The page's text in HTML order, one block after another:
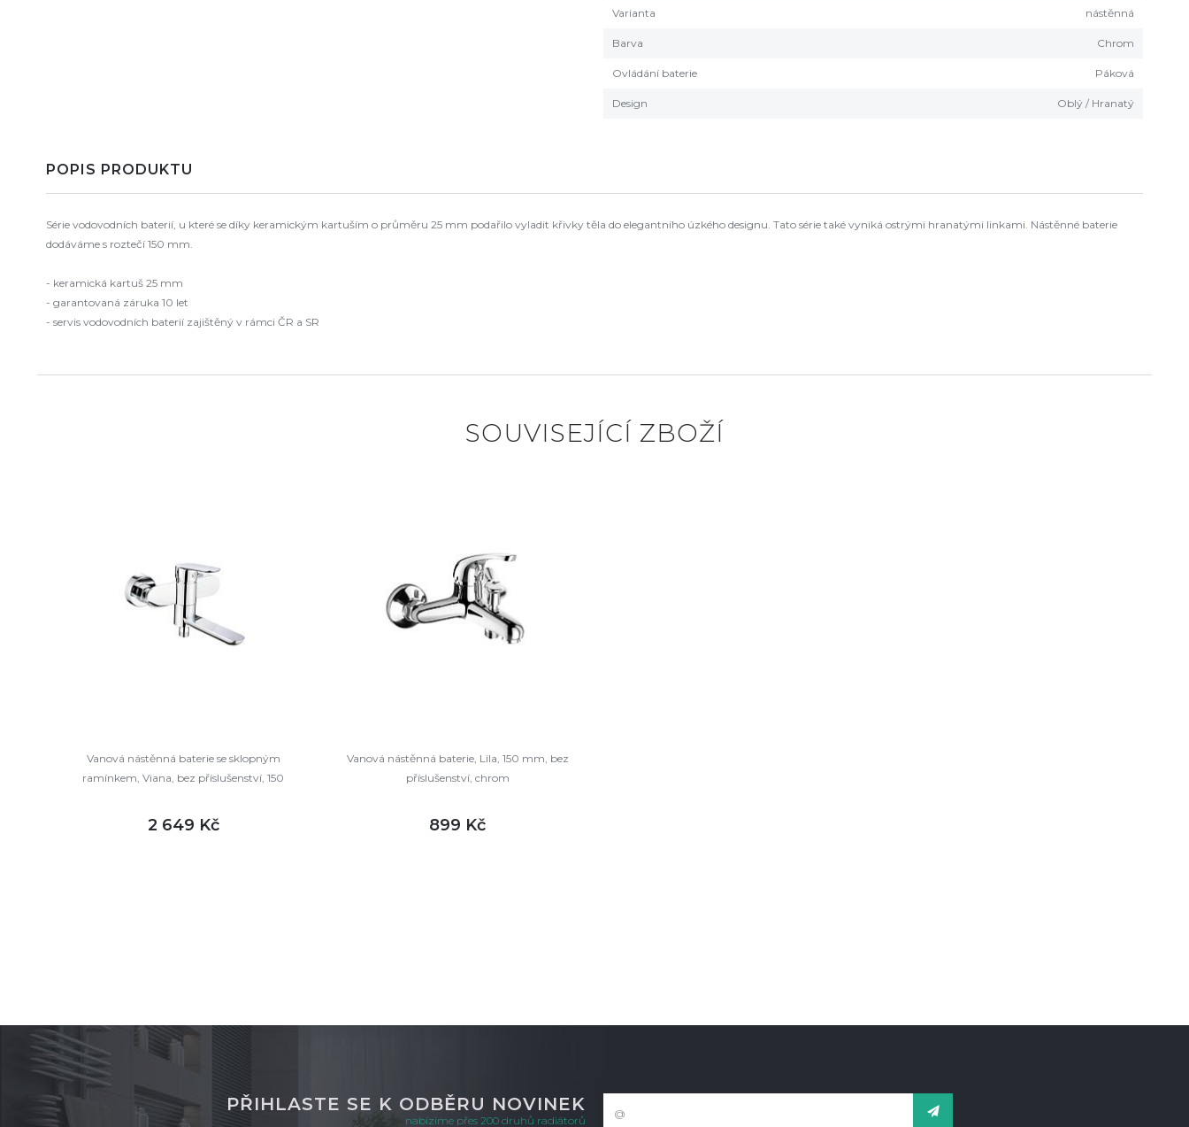
Varianta nástěnná
Barva Chrom
Ovládání baterie Páková
Design Oblý / Hranatý
POPIS PRODUKTU
Série vodovodních baterií, u které se díky keramickým kartuším o průměru 25 mm podařilo vyladit křivky těla do elegantního úzkého designu. Tato série také vyniká ostrými hranatými linkami. Nástěnné baterie
dodáváme s roztečí 150 mm.
- keramická kartuš 25 mm
- garantovaná záruka 10 let
- servis vodovodních baterií zajištěný v rámci ČR a SR
SOUVISEJÍCÍ ZBOŽÍ
Vanová nástěnná baterie se sklopným
ramínkem, Viana, bez příslušenství, 150
2 649 Kč
Vanová nástěnná baterie, Lila, 150 mm, bez
příslušenství, chrom
899 Kč
PŘIHLASTE SE K ODBĚRU NOVINEK
nabízíme přes 200 druhů radiátorů